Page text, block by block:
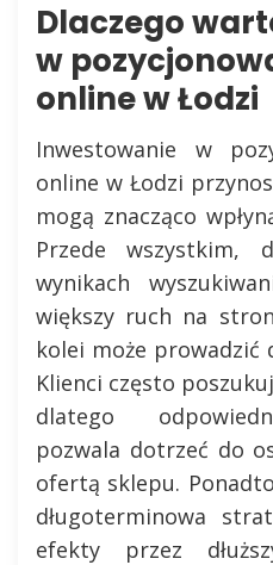
Dlaczego
w
online w Łodzi
Inwestowanie w
online w Łodzi
mogą znacząco
Przede wszystkim,
wynikach
większy ruch na
kolei może prowadzić
Klienci często
dlatego
pozwala dotrzeć do
ofertą sklepu.
długoterminowa
efekty przez